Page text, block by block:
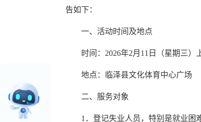
告如下：
一、活动时间及地点
时间： 2026年2月11日（星期三）
地点：临泽县文化体育中心广场
二、服务对象
1．登记失业人员，特别是就业困